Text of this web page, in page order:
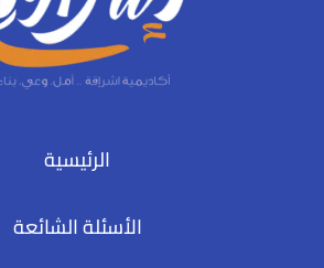
الرئيسية
الأسئلة الشائعة